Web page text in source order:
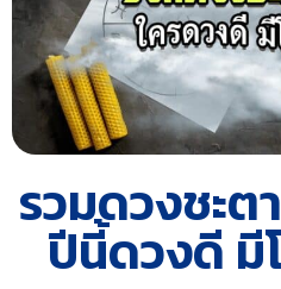
รวมดวงชะต
ปีนี้ดวงดี มี